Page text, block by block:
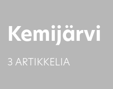
Kemijärvi
3 ARTIKKELIA